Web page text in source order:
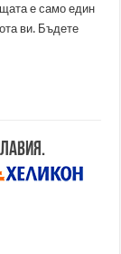
е само един
ви. Бъдете